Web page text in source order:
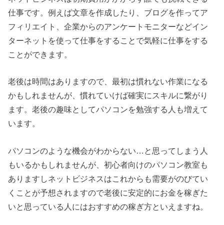
仕事です。例えば文章を作成したり、ブログを作ってア
フィリエイト、企業からのアンケートモニターなどイン
ターネットを使って仕事をすることで気軽に仕事をする
ことができます。
老後は時間はありますので、最初は慣れない作業になる
かもしれませんが、慣れていけば確実にスキルに繋がり
ます。老後の趣味としてパソコンを勉強する人も増えて
います。
パソコンのような機会がわからない…と思ってしまう人
もいるかもしれませんが、初心者向けのパソコン教室も
ありますしネットビジネスはこれからも需要がのびてい
くことが予想されますので老後に安定的にお金を稼ぎた
いと思っている人にはおすすめの稼ぎ方といえますね。